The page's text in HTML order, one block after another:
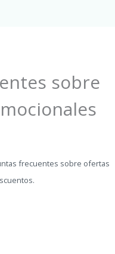
sobre
frecuentes sobre ofertas